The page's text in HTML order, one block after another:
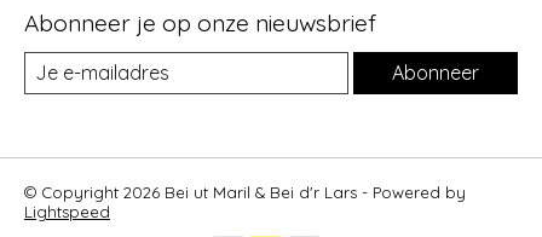
Abonneer je op onze nieuwsbrief
Abonneer
© Copyright 2026 Bei ut Maril & Bei d'r Lars - Powered by
Lightspeed